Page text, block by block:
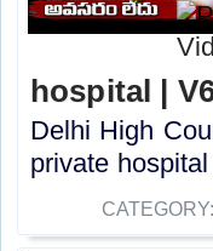
hospital |
Delhi High
private
CATEGORY: